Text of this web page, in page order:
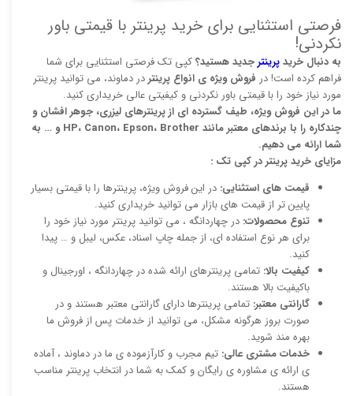
فرصتی استثنایی برای خرید پرینتر با قیمتی باور
نکردنی!
به دنبال خریدپرینترجدید هستید؟کپی تک فرصتی استثنایی برای شما
فراهم کرده است! در فروش ویژه ی انواع پرینتردر دماوند، می توانید پرینتر
مورد نیاز خود را با قیمتی باور نکردنی و کیفیتی عالی خریداری کنید.
ما در این فروش ویژه، طیف گسترده ای از پرینترهای لیزری، جوهر افشان و
چندکاره را با برندهای معتبر مانند HP، Canon، Epson، Brother و … به
شما ارائه می دهیم.
مزایای خرید پرینتر در کپی تک :
قیمت های استثنایی: در این فروش ویژه، پرینترها را با قیمتی بسیار
پایین تر از قیمت های بازار می توانید خریداری کنید.
تنوع محصولات: در چهاردانگه ، می توانید پرینتر مورد نیاز خود را
برای هر نوع استفاده ای، از جمله چاپ اسناد، عکس، لیبل و … پیدا
کنید.
کیفیت بالا: تمامی پرینترهای ارائه شده در چهاردانگه ، اورجینال و
باکیفیت بالا هستند.
گارانتی معتبر: تمامی پرینترها دارای گارانتی معتبر هستند و در
صورت بروز هرگونه مشکل، می توانید از خدمات پس از فروش ما
بهره مند شوید.
خدمات مشتری عالی: تیم مجرب و کارآزموده ی ما در دماوند ، آماده
ی ارائه ی مشاوره ی رایگان و کمک به شما در انتخاب پرینتر مناسب
هستند.